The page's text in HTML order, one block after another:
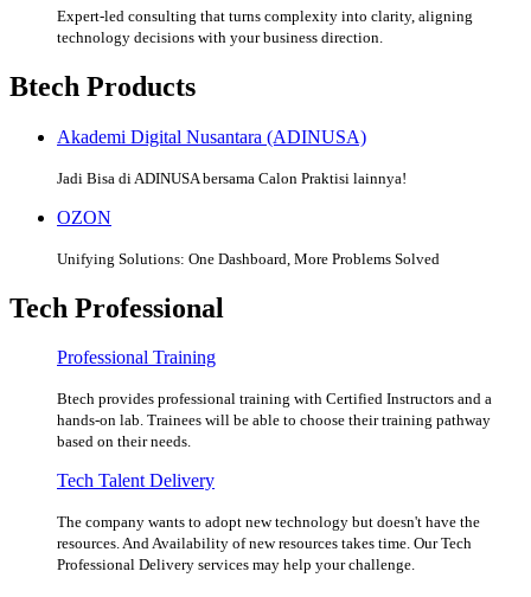
Expert-led consulting that turns complexity into clarity, aligning
technology decisions with your business direction.
Btech Products
Akademi Digital Nusantara (ADINUSA)
Jadi Bisa di ADINUSA bersama Calon Praktisi lainnya!
OZON
Unifying Solutions: One Dashboard, More Problems Solved
Tech Professional
Professional Training
Btech provides professional training with Certified Instructors and a
hands-on lab. Trainees will be able to choose their training pathway
based on their needs.
Tech Talent Delivery
The company wants to adopt new technology but doesn't have the
resources. And Availability of new resources takes time. Our Tech
Professional Delivery services may help your challenge.